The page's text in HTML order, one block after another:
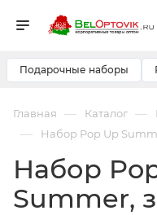
Подарочные наборы
Главная — Каталог —
— Набор Pop Up
Набор
Summer,